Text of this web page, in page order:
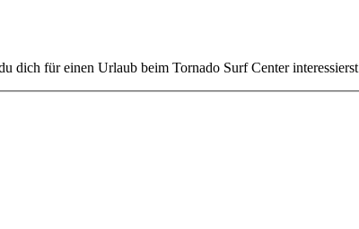
dich für einen Urlaub beim Tornado Surf Center